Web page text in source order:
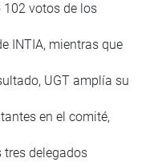
102 votos de los
INTIA, mientras que
UGT amplía su
en el comité,
tres delegados